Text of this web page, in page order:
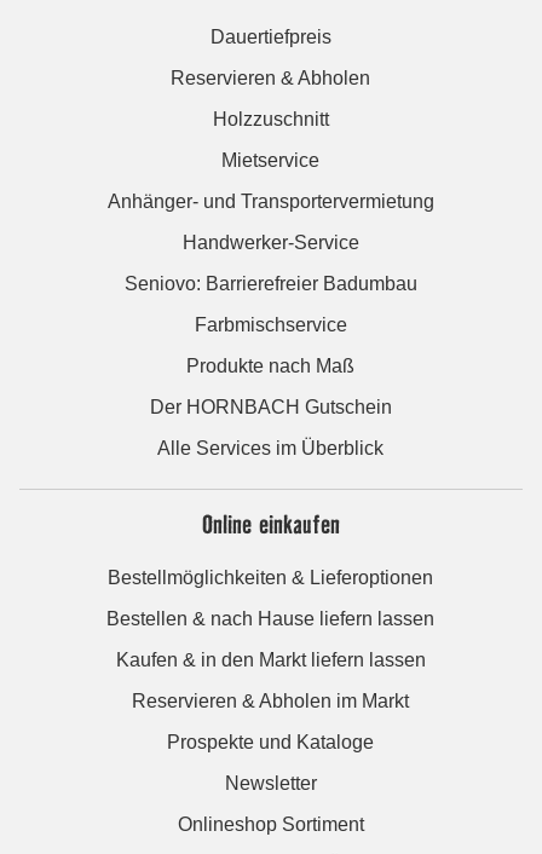
Dauertiefpreis
Reservieren & Abholen
Holzzuschnitt
Mietservice
Anhänger- und Transportervermietung
Handwerker-Service
Seniovo: Barrierefreier Badumbau
Farbmischservice
Produkte nach Maß
Der HORNBACH Gutschein
Alle Services im Überblick
Online einkaufen
Bestellmöglichkeiten & Lieferoptionen
Bestellen & nach Hause liefern lassen
Kaufen & in den Markt liefern lassen
Reservieren & Abholen im Markt
Prospekte und Kataloge
Newsletter
Onlineshop Sortiment